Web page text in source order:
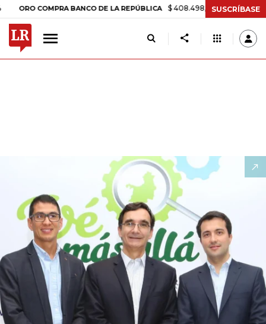
COMPRA BANCO DE LA REPÚBLICA $ 408.498,97 +$ 8.753,81 +2,19%
SUSCRÍBASE